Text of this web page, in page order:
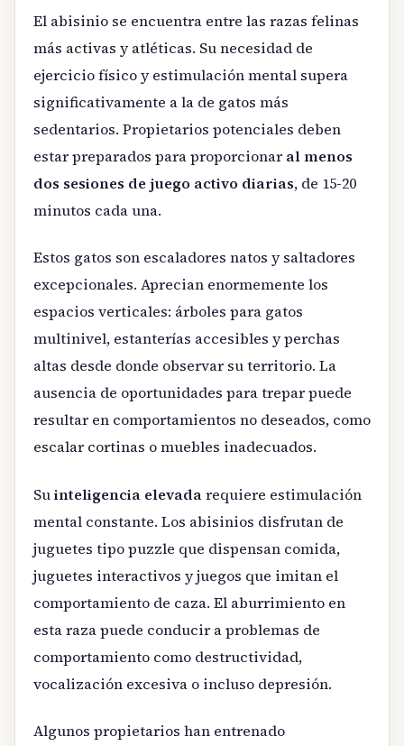
El abisinio se encuentra entre las razas felinas
más activas y atléticas. Su necesidad de
ejercicio físico y estimulación mental supera
significativamente a la de gatos más
sedentarios. Propietarios potenciales deben
estar preparados para proporcionar al menos
dos sesiones de juego activo diarias, de 15-20
minutos cada una.
Estos gatos son escaladores natos y saltadores
excepcionales. Aprecian enormemente los
espacios verticales: árboles para gatos
multinivel, estanterías accesibles y perchas
altas desde donde observar su territorio. La
ausencia de oportunidades para trepar puede
resultar en comportamientos no deseados, como
escalar cortinas o muebles inadecuados.
Suinteligencia elevadarequiere estimulación
mental constante. Los abisinios disfrutan de
juguetes tipo puzzle que dispensan comida,
juguetes interactivos y juegos que imitan el
comportamiento de caza. El aburrimiento en
esta raza puede conducir a problemas de
comportamiento como destructividad,
vocalización excesiva o incluso depresión.
Algunos propietarios han entrenado